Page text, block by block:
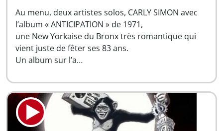
Au menu, deux artistes solos, CARLY SIMON avec
l’album « ANTICIPATION » de 1971,
une New Yorkaise du Bronx très romantique qui
vient juste de fêter ses 83 ans.
Un album sur l’a…